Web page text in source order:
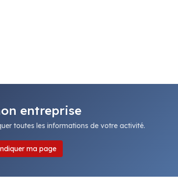
entreprise
toutes les informations de votre activité.
ma page